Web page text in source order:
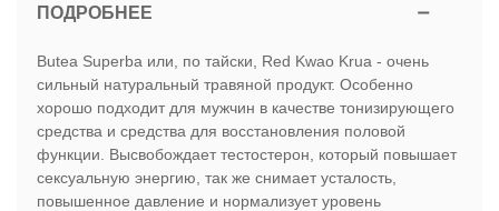
ПОДРОБНЕЕ
Butea Superba или, по тайски, Red Kwao Krua - очень
сильный натуральный травяной продукт. Особенно
хорошо подходит для мужчин в качестве тонизирующего
средства и средства для восстановления половой
функции. Высвобождает тестостерон, который повышает
сексуальную энергию, так же снимает усталость,
повышенное давление и нормализует уровень